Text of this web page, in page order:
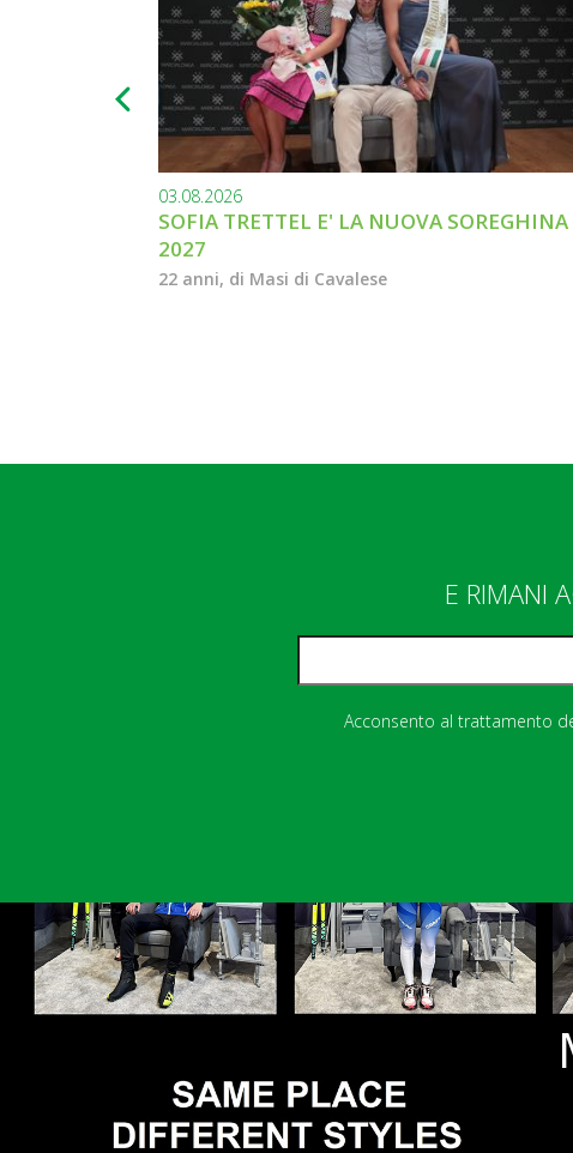
03.08.2026
SOFIA TRETTEL E' LA NUOVA SOREGHINA
2027
22 anni, di Masi di Cavalese
E RIMANI
Acconsento al trattamento